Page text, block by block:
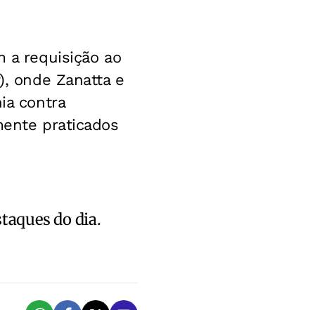
a requisição ao
onde Zanatta e
contra
praticados
do dia.